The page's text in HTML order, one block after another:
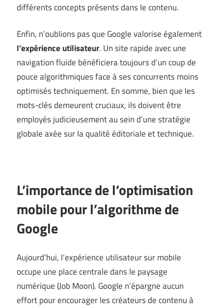
différents concepts présents dans le contenu.
Enfin, n’oublions pas que Google valorise également
l’expérience utilisateur. Un site rapide avec une
navigation fluide bénéficiera toujours d’un coup de
pouce algorithmiques face à ses concurrents moins
optimisés techniquement. En somme, bien que les
mots-clés demeurent cruciaux, ils doivent être
employés judicieusement au sein d’une stratégie
globale axée sur la qualité éditoriale et technique.
L’importance de l’optimisation
mobile pour l’algorithme de
Google
Aujourd’hui, l’expérience utilisateur sur mobile
occupe une place centrale dans le paysage
numérique (Job Moon). Google n’épargne aucun
effort pour encourager les créateurs de contenu à